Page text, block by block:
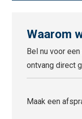
Waarom
Bel nu voor
ontvang direct
Maak een